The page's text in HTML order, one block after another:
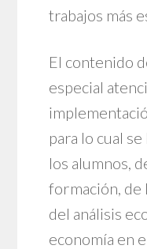
trabajos más
El contenido
especial
para lo cual
los alumnos,
formación, de
del análisis
economía en